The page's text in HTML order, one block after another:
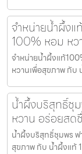
จำหน่ายน้ำผึ้งแ
100% หอม ห
จำหน่ายน้ำผึ้งแท้
หวานเพื่อสุขภาพ กับ
น้ำผึ้งบริสุทธิ์ชุ
หวาน อร่อยสด
น้ำผึ้งบริสุทธิ์ชุมพร ฟ
สุขภาพ กับ น้ำผึ้งแท้